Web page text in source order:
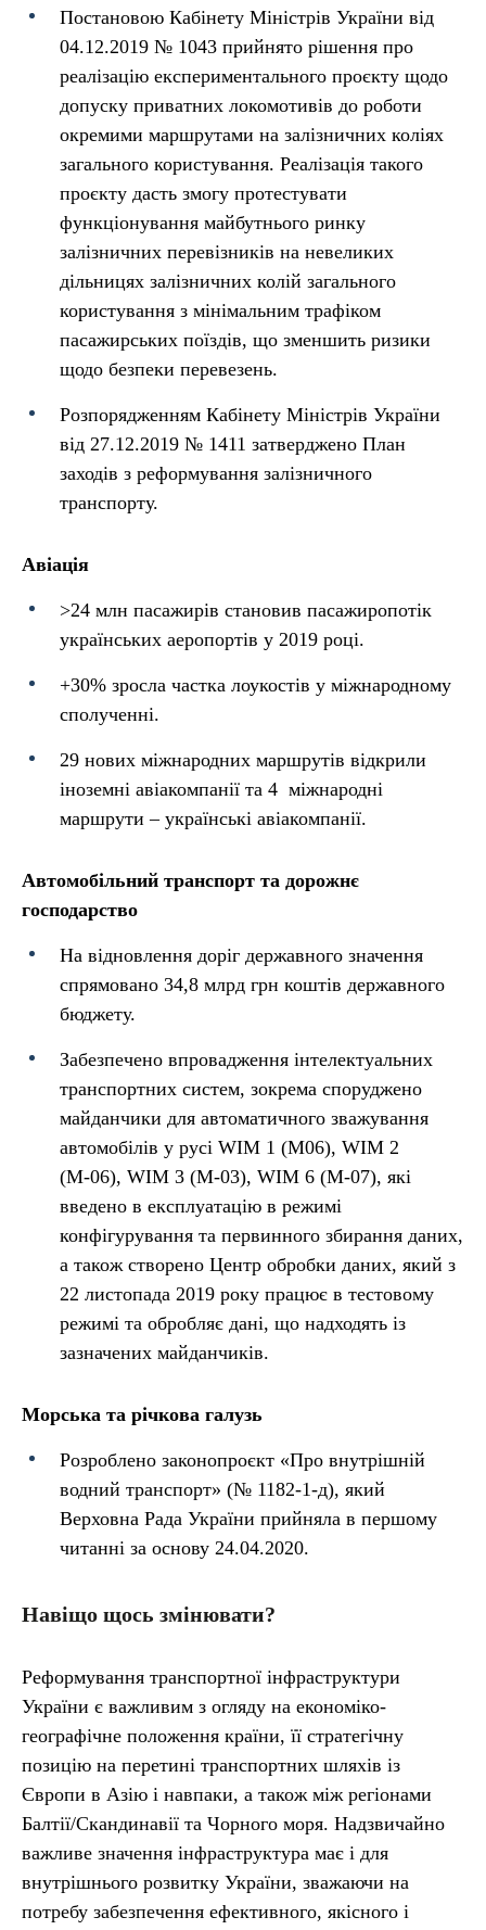
Постановою Кабінету Міністрів України від
04.12.2019 № 1043 прийнято рішення про
реалізацію експериментального проєкту щодо
допуску приватних локомотивів до роботи
окремими маршрутами на залізничних коліях
загального користування. Реалізація такого
проєкту дасть змогу протестувати
функціонування майбутнього ринку
залізничних перевізників на невеликих
дільницях залізничних колій загального
користування з мінімальним трафіком
пасажирських поїздів, що зменшить ризики
щодо безпеки перевезень.
Розпорядженням Кабінету Міністрів України
від 27.12.2019 № 1411 затверджено План
заходів з реформування залізничного
транспорту.
Авіація
>24 млн пасажирів становив пасажиропотік
українських аеропортів у 2019 році.
+30% зросла частка лоукостів у міжнародному
сполученні.
29 нових міжнародних маршрутів відкрили
іноземні авіакомпанії та 4 міжнародні
маршрути – українські авіакомпанії.
Автомобільний транспорт та дорожнє
господарство
На відновлення доріг державного значення
спрямовано 34,8 млрд грн коштів державного
бюджету.
Забезпечено впровадження інтелектуальних
транспортних систем, зокрема споруджено
майданчики для автоматичного зважування
автомобілів у русі WIM 1 (М06), WIM 2
(М-06), WIM 3 (М-03), WIM 6 (М-07), які
введено в експлуатацію в режимі
конфігурування та первинного збирання даних,
а також створено Центр обробки даних, який з
22 листопада 2019 року працює в тестовому
режимі та обробляє дані, що надходять із
зазначених майданчиків.
Морська та річкова галузь
Розроблено законопроєкт «Про внутрішній
водний транспорт» (№ 1182-1-д), який
Верховна Рада України прийняла в першому
читанні за основу 24.04.2020.
Навіщо щось змінювати?
Реформування транспортної інфраструктури
України є важливим з огляду на економіко-
географічне положення країни, її стратегічну
позицію на перетині транспортних шляхів із
Європи в Азію і навпаки, а також між регіонами
Балтії/Скандинавії та Чорного моря. Надзвичайно
важливе значення інфраструктура має і для
внутрішнього розвитку України, зважаючи на
потребу забезпечення ефективного, якісного і